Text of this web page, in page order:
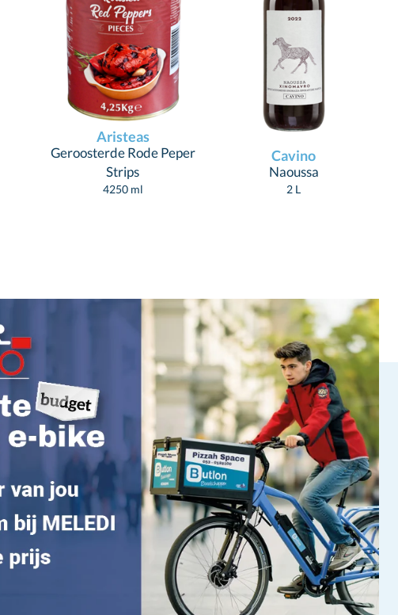
Aristeas
Geroosterde Rode Peper
Strips
4250 ml
Cavino
Naoussa
2 L